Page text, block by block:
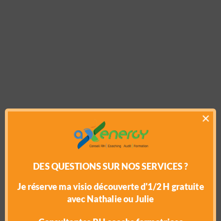
CONSEIL &
COACHING
Ici et maintenant
votre évolution !
DES QUESTIONS SUR NOS SERVICES ?
Je réserve ma visio découverte d'1/2 H gratuite
avec Nathalie ou Julie
×